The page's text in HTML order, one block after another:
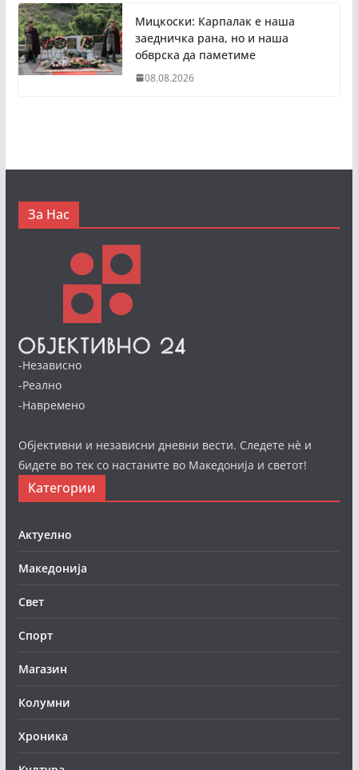
Мицкоски: Карпалак е наша
заедничка рана, но и наша
обврска да паметиме
08.08.2026
За Нас
-Независно
-Реално
-Навремено
Објективни и независни дневни вести. Следете нè и
бидете во тек со настаните во Македонија и светот!
Категории
Актуелно
Македонија
Свет
Спорт
Магазин
Колумни
Хроника